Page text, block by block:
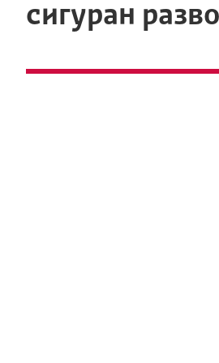
сигуран